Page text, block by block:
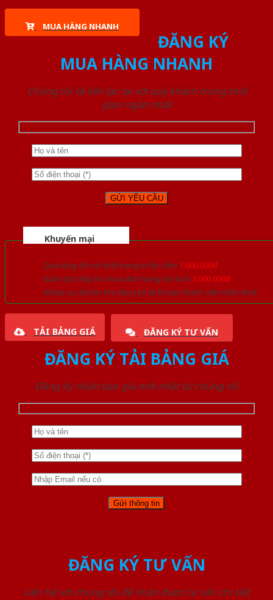
MUA HÀNG NHANH
ĐĂNG KÝ
MUA HÀNG NHANH
Chúng tôi sẽ liên lạc lại với quý khách trong thời
gian ngắn nhất
Khuyến mại
Quà tặng đồ nội thất trang trí lên đến 1.000.000đ
Giảm trực tiếp khi mua đơn hàng lớn hơn 3.000.000đ
Nhiều ưu đãi lớn khi đăng ký tài khoản thành viên thân thiết
TẢI BẢNG GIÁ ĐĂNG KÝ TƯ VẤN
ĐĂNG KÝ TẢI BẢNG GIÁ
Đăng ký nhận báo giá mới nhất từ chúng tôi
ĐĂNG KÝ TƯ VẤN
Liên hệ với chúng tôi để nhận được tư vấn chi tiết